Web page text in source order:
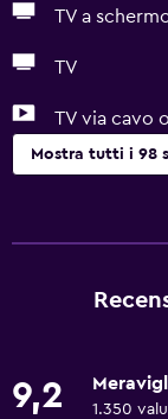
TV a
TV
TV via cavo
Mostra tutti i 98
Dispositivo
Set di cortesia
9,2 1.350